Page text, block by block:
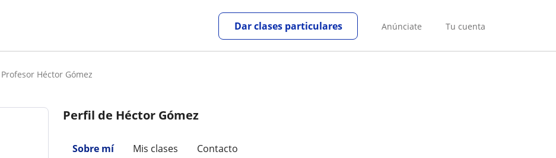
Anúnciate Tu cuenta
Dar clases particulares
Profesor Héctor Gómez
Perfil de Héctor Gómez
Sobre mí Mis clases Contacto